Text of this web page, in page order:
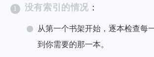
没有索引的情况 ：
从第一个书架开始，逐本检查每
到你需要的那一本。